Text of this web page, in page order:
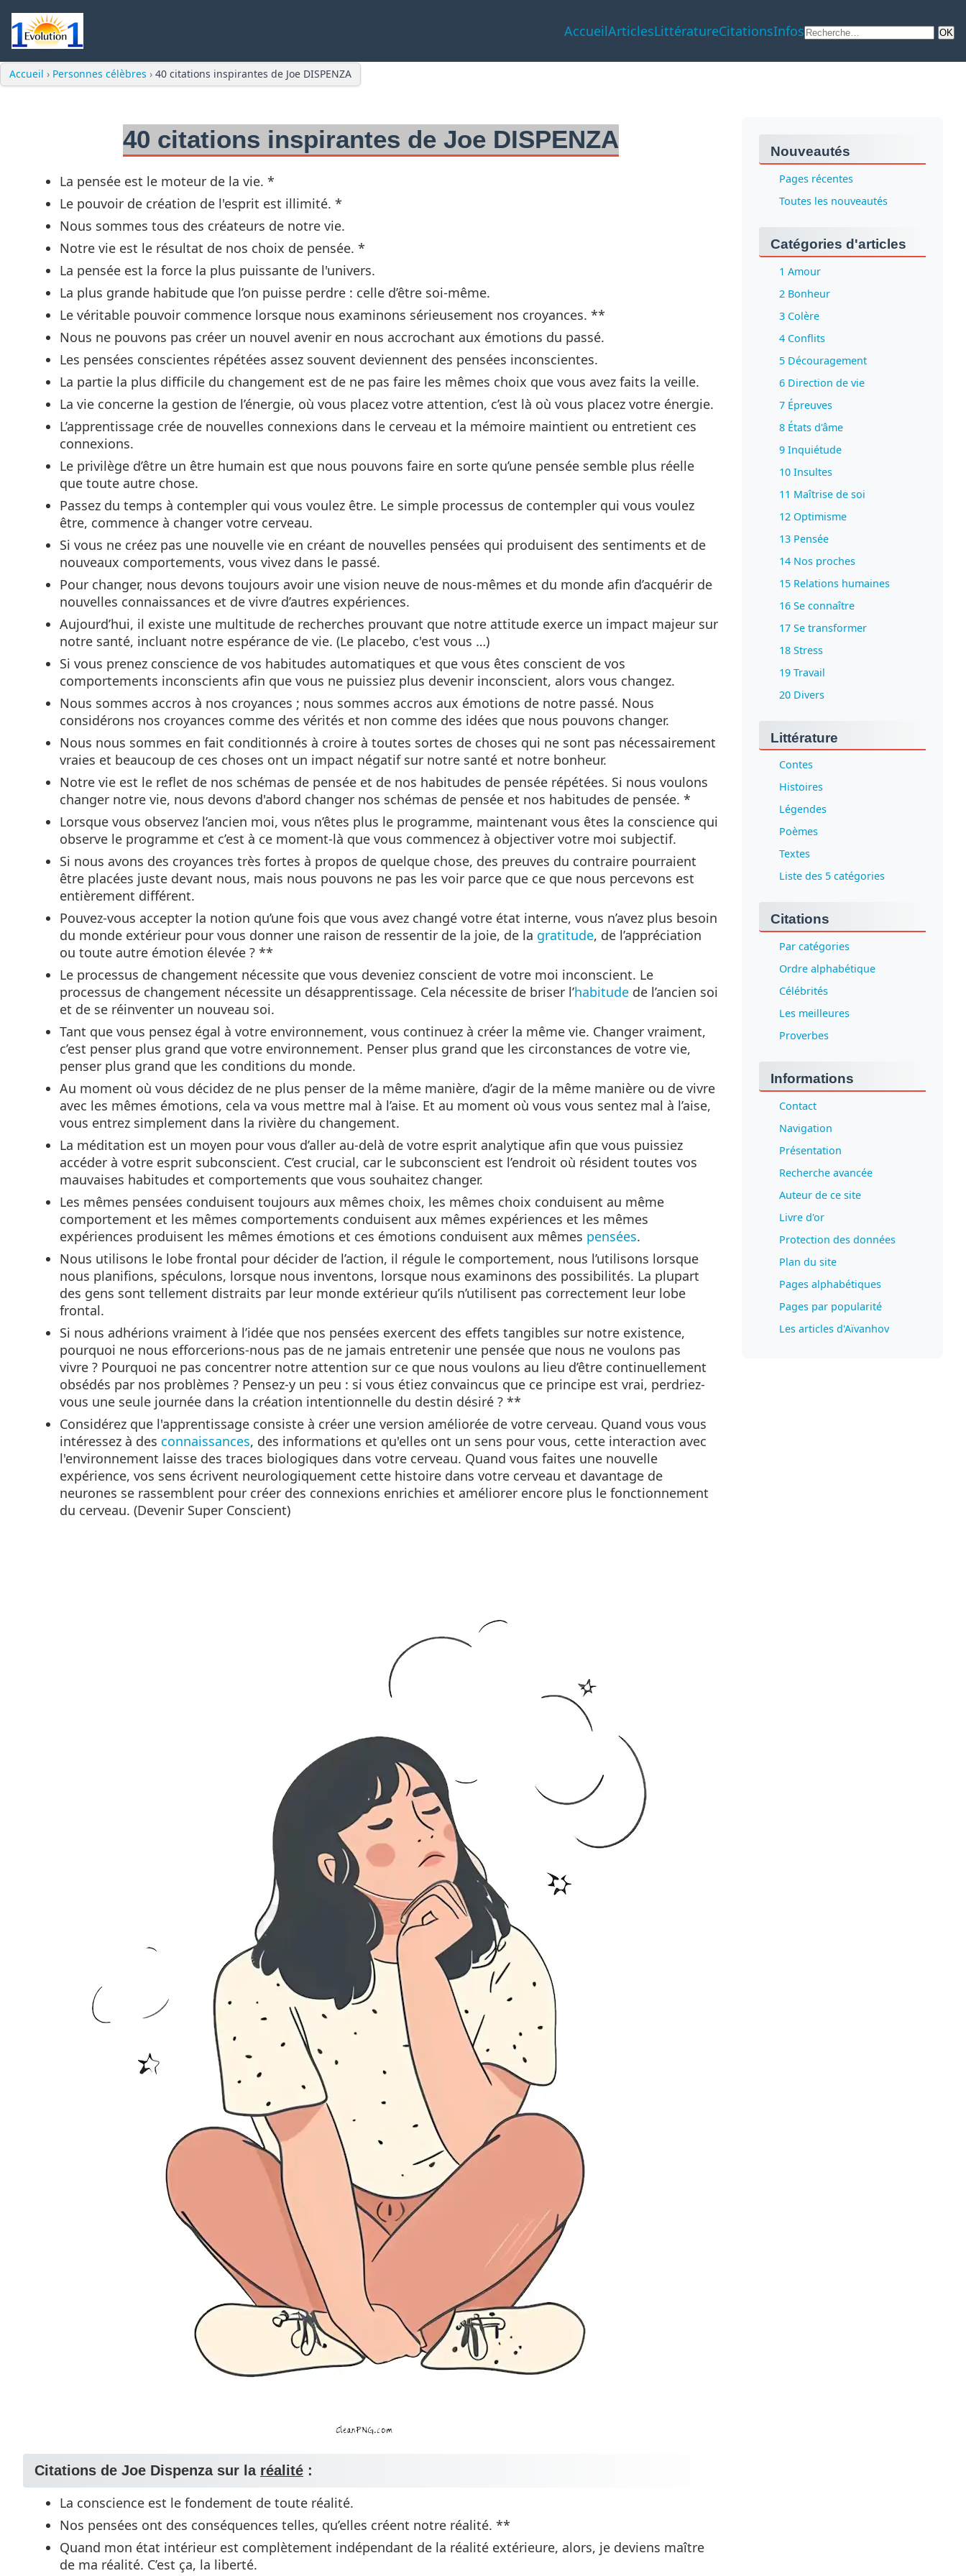
AccueilArticlesLittératureCitationsInfos
Accueil › Personnes célèbres › 40 citations inspirantes de Joe DISPENZA
40 citations inspirantes de Joe DISPENZA
La pensée est le moteur de la vie. *
Le pouvoir de création de l'esprit est illimité. *
Nous sommes tous des créateurs de notre vie.
Notre vie est le résultat de nos choix de pensée. *
La pensée est la force la plus puissante de l'univers.
La plus grande habitude que l’on puisse perdre : celle d’être soi-même.
Le véritable pouvoir commence lorsque nous examinons sérieusement nos croyances. **
Nous ne pouvons pas créer un nouvel avenir en nous accrochant aux émotions du passé.
Les pensées conscientes répétées assez souvent deviennent des pensées inconscientes.
La partie la plus difficile du changement est de ne pas faire les mêmes choix que vous avez faits la veille.
La vie concerne la gestion de l’énergie, où vous placez votre attention, c’est là où vous placez votre énergie.
L’apprentissage crée de nouvelles connexions dans le cerveau et la mémoire maintient ou entretient ces
connexions.
Le privilège d’être un être humain est que nous pouvons faire en sorte qu’une pensée semble plus réelle
que toute autre chose.
Passez du temps à contempler qui vous voulez être. Le simple processus de contempler qui vous voulez
être, commence à changer votre cerveau.
Si vous ne créez pas une nouvelle vie en créant de nouvelles pensées qui produisent des sentiments et de
nouveaux comportements, vous vivez dans le passé.
Pour changer, nous devons toujours avoir une vision neuve de nous-mêmes et du monde afin d’acquérir de
nouvelles connaissances et de vivre d’autres expériences.
Aujourd’hui, il existe une multitude de recherches prouvant que notre attitude exerce un impact majeur sur
notre santé, incluant notre espérance de vie. (Le placebo, c'est vous …)
Si vous prenez conscience de vos habitudes automatiques et que vous êtes conscient de vos
comportements inconscients afin que vous ne puissiez plus devenir inconscient, alors vous changez.
Nous sommes accros à nos croyances ; nous sommes accros aux émotions de notre passé. Nous
considérons nos croyances comme des vérités et non comme des idées que nous pouvons changer.
Nous nous sommes en fait conditionnés à croire à toutes sortes de choses qui ne sont pas nécessairement
vraies et beaucoup de ces choses ont un impact négatif sur notre santé et notre bonheur.
Notre vie est le reflet de nos schémas de pensée et de nos habitudes de pensée répétées. Si nous voulons
changer notre vie, nous devons d'abord changer nos schémas de pensée et nos habitudes de pensée. *
Lorsque vous observez l’ancien moi, vous n’êtes plus le programme, maintenant vous êtes la conscience qui
observe le programme et c’est à ce moment-là que vous commencez à objectiver votre moi subjectif.
Si nous avons des croyances très fortes à propos de quelque chose, des preuves du contraire pourraient
être placées juste devant nous, mais nous pouvons ne pas les voir parce que ce que nous percevons est
entièrement différent.
Pouvez-vous accepter la notion qu’une fois que vous avez changé votre état interne, vous n’avez plus besoin
du monde extérieur pour vous donner une raison de ressentir de la joie, de la gratitude, de l’appréciation
ou toute autre émotion élevée ? **
Le processus de changement nécessite que vous deveniez conscient de votre moi inconscient. Le
processus de changement nécessite un désapprentissage. Cela nécessite de briser l’habitude de l’ancien soi
et de se réinventer un nouveau soi.
Tant que vous pensez égal à votre environnement, vous continuez à créer la même vie. Changer vraiment,
c’est penser plus grand que votre environnement. Penser plus grand que les circonstances de votre vie,
penser plus grand que les conditions du monde.
Au moment où vous décidez de ne plus penser de la même manière, d’agir de la même manière ou de vivre
avec les mêmes émotions, cela va vous mettre mal à l’aise. Et au moment où vous vous sentez mal à l’aise,
vous entrez simplement dans la rivière du changement.
La méditation est un moyen pour vous d’aller au-delà de votre esprit analytique afin que vous puissiez
accéder à votre esprit subconscient. C’est crucial, car le subconscient est l’endroit où résident toutes vos
mauvaises habitudes et comportements que vous souhaitez changer.
Les mêmes pensées conduisent toujours aux mêmes choix, les mêmes choix conduisent au même
comportement et les mêmes comportements conduisent aux mêmes expériences et les mêmes
expériences produisent les mêmes émotions et ces émotions conduisent aux mêmes pensées.
Nous utilisons le lobe frontal pour décider de l’action, il régule le comportement, nous l’utilisons lorsque
nous planifions, spéculons, lorsque nous inventons, lorsque nous examinons des possibilités. La plupart
des gens sont tellement distraits par leur monde extérieur qu’ils n’utilisent pas correctement leur lobe
frontal.
Si nous adhérions vraiment à l’idée que nos pensées exercent des effets tangibles sur notre existence,
pourquoi ne nous efforcerions-nous pas de ne jamais entretenir une pensée que nous ne voulons pas
vivre ? Pourquoi ne pas concentrer notre attention sur ce que nous voulons au lieu d’être continuellement
obsédés par nos problèmes ? Pensez-y un peu : si vous étiez convaincus que ce principe est vrai, perdriez-
vous une seule journée dans la création intentionnelle du destin désiré ? **
Considérez que l'apprentissage consiste à créer une version améliorée de votre cerveau. Quand vous vous
intéressez à des connaissances, des informations et qu'elles ont un sens pour vous, cette interaction avec
l'environnement laisse des traces biologiques dans votre cerveau. Quand vous faites une nouvelle
expérience, vos sens écrivent neurologiquement cette histoire dans votre cerveau et davantage de
neurones se rassemblent pour créer des connexions enrichies et améliorer encore plus le fonctionnement
du cerveau. (Devenir Super Conscient)
Citations de Joe Dispenza sur la réalité :
La conscience est le fondement de toute réalité.
Nos pensées ont des conséquences telles, qu’elles créent notre réalité. **
Quand mon état intérieur est complètement indépendant de la réalité extérieure, alors, je deviens maître
de ma réalité. C’est ça, la liberté.
Nouveautés
Pages récentes
Toutes les nouveautés
Catégories d'articles
1 Amour
2 Bonheur
3 Colère
4 Conflits
5 Découragement
6 Direction de vie
7 Épreuves
8 États d'âme
9 Inquiétude
10 Insultes
11 Maîtrise de soi
12 Optimisme
13 Pensée
14 Nos proches
15 Relations humaines
16 Se connaître
17 Se transformer
18 Stress
19 Travail
20 Divers
Littérature
Contes
Histoires
Légendes
Poèmes
Textes
Liste des 5 catégories
Citations
Par catégories
Ordre alphabétique
Célébrités
Les meilleures
Proverbes
Informations
Contact
Navigation
Présentation
Recherche avancée
Auteur de ce site
Livre d'or
Protection des données
Plan du site
Pages alphabétiques
Pages par popularité
Les articles d'Aïvanhov